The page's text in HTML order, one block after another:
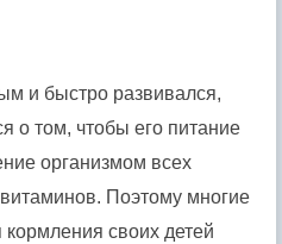
и быстро развивался,
о том, чтобы его питание
организмом всех
Поэтому многие
своих детей